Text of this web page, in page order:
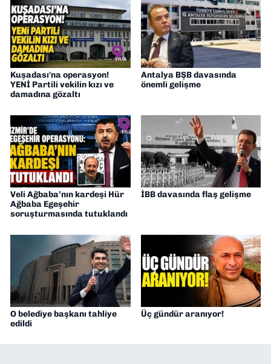
Kuşadası'na operasyon!
YENİ Partili vekilin kızı ve
damadına gözaltı
Antalya BŞB davasında
önemli gelişme
Veli Ağbaba’nın kardeşi Hür
Ağbaba Egeşehir
soruşturmasında tutuklandı
İBB davasında flaş gelişme
O belediye başkanı tahliye
edildi
Üç gündür aranıyor!